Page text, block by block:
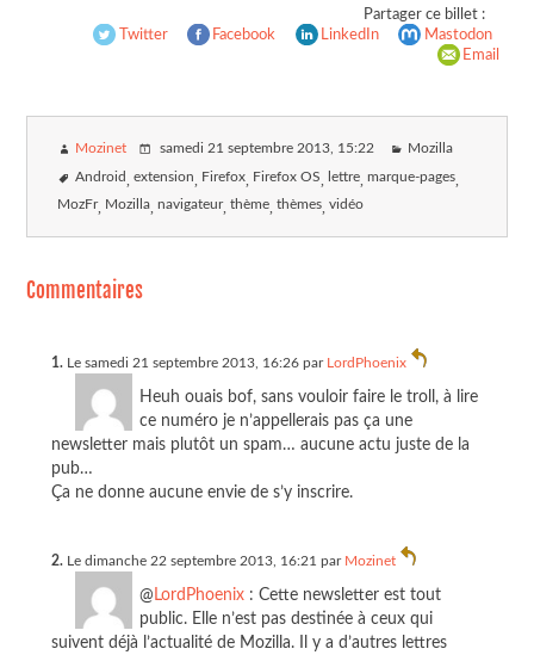
Partager ce billet :
Twitter
Facebook LinkedIn
Mastodon
Email
Mozinet samedi 21 septembre 2013, 15:22 Mozilla
Android extension Firefox Firefox OS lettre marque-pages
MozFr Mozilla navigateur thème thèmes vidéo
Commentaires
1.Le samedi 21 septembre 2013, 16:26 par LordPhoenix
Heuh ouais bof, sans vouloir faire le troll, à lire
ce numéro je n’appellerais pas ça une
newsletter mais plutôt un spam… aucune actu juste de la
pub…
Ça ne donne aucune envie de s’y inscrire.
2.Le dimanche 22 septembre 2013, 16:21 par Mozinet
@ LordPhoenix: Cette newsletter est tout
public. Elle n’est pas destinée à ceux qui
suivent déjà l’actualité de Mozilla. Il y a d’autres lettres